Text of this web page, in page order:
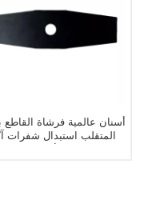
المتقلب استبدال شفرات